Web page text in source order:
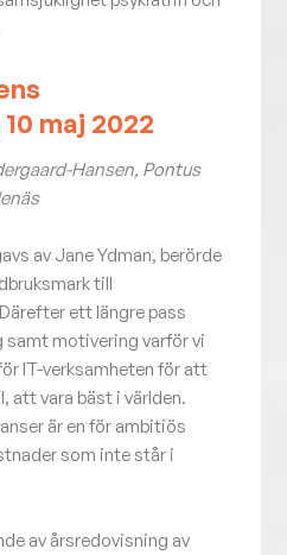
maj 2022
Hansen, Pontus
av Jane Ydman, berörde
till
ett längre pass
motivering varför vi
IT-verksamheten för att
att vara bäst i världen.
är en för ambitiös
som inte står i
av årsredovisning av